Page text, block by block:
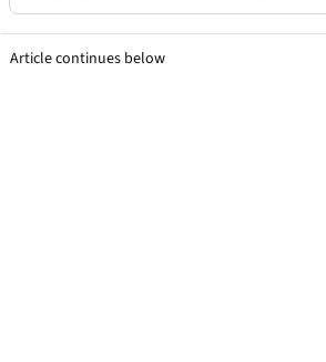
Article continues below